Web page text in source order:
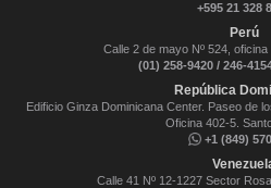
+595 21 328
Perú
Calle 2 de mayo Nº 524,
(01) 258-9420 / 246-
República
Edificio Ginza Dominicana Center. Paseo de
Oficina 402-5.
+1 (849)
Calle 41 Nº 12-1227 Sector